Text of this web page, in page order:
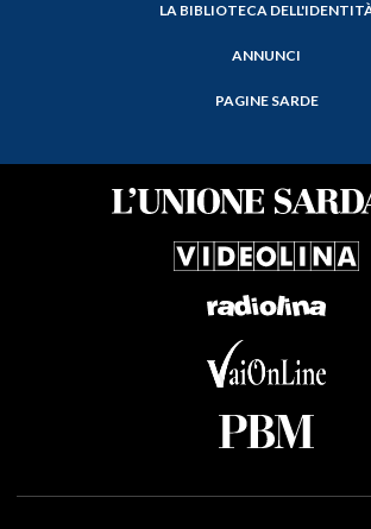
LA BIBLIOTECA
ANNUNCI
PAGINE SARDE